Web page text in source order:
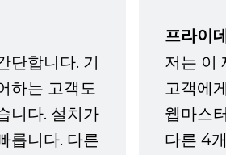
단합니다. 기
하는 고객도
니다. 설치가
릅니다. 다른
프라이
저는 이
고객에
웹마스
다른 4